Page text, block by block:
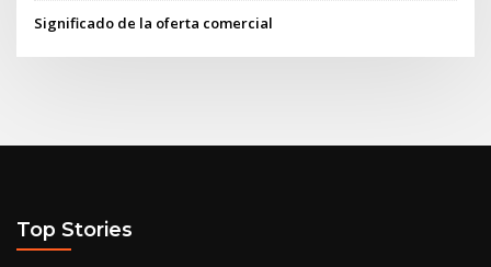
Significado de la oferta comercial
Top Stories